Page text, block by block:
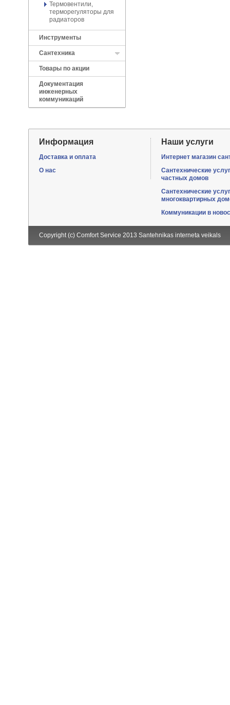
Термовентили,
терморегуляторы для
радиаторов
Инструменты
Сантехника
Товары по акции
Документация
инженерных
коммуникаций
Информация
Доставка и оплата
О нас
Наши услуги
Интернет магазин
Сантехнические
частных домов
Сантехнические
многоквартирных
Коммуникации в
Copyright (c) Comfort Service 2013 Santehnikas interneta veikals